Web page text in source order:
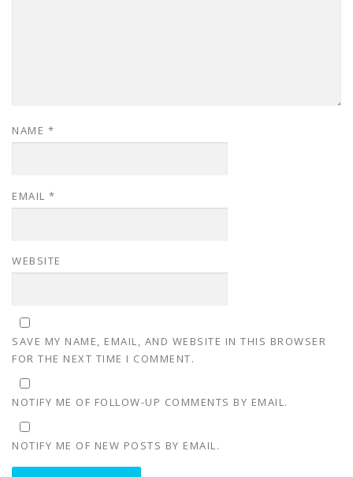
NAME *
EMAIL *
WEBSITE
SAVE MY NAME, EMAIL, AND WEBSITE IN THIS BROWSER
FOR THE NEXT TIME I COMMENT.
NOTIFY ME OF FOLLOW-UP COMMENTS BY EMAIL.
NOTIFY ME OF NEW POSTS BY EMAIL.